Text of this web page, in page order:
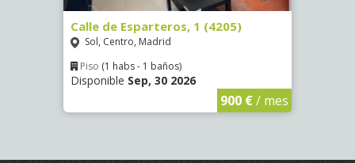
Calle de Esparteros, 1 (4205)
Sol, Centro, Madrid
Piso (1 habs - 1 baños)
Disponible Sep, 30 2026
900 €/ mes